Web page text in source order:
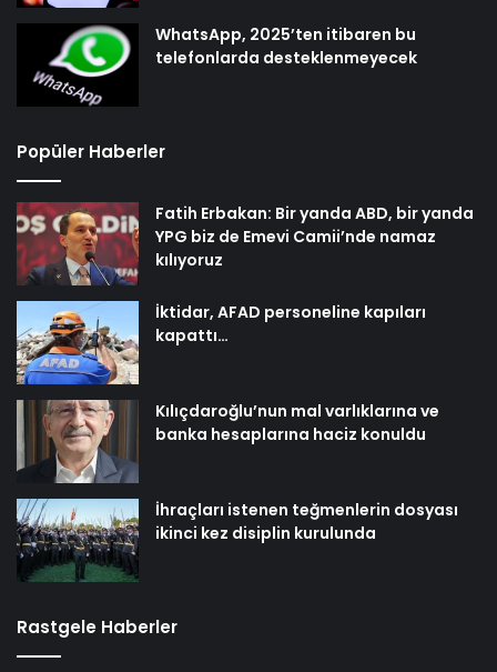
WhatsApp, 2025’ten itibaren bu
telefonlarda desteklenmeyecek
Popüler Haberler
Fatih Erbakan: Bir yanda ABD, bir yanda
YPG biz de Emevi Camii’nde namaz
kılıyoruz
İktidar, AFAD personeline kapıları
kapattı…
Kılıçdaroğlu’nun mal varlıklarına ve
banka hesaplarına haciz konuldu
İhraçları istenen teğmenlerin dosyası
ikinci kez disiplin kurulunda
Rastgele Haberler